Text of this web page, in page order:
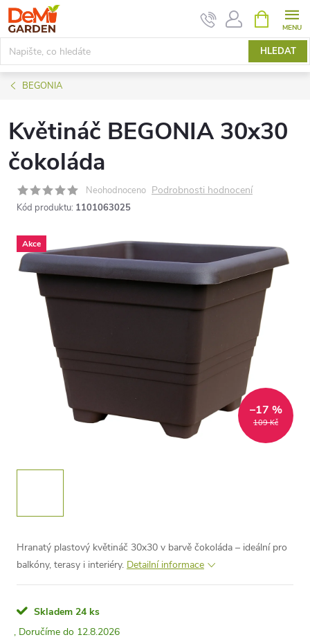
Přejít
na
obsah
HLEDAT
NÁKUPNÍ
KOŠÍK
BEGONIA
Květináč BEGONIA 30x30
čokoláda
Neohodnoceno Podrobnosti hodnocení
Kód produktu: 1101063025
Akce
109 Kč
–17 %
Hranatý plastový květináč 30x30 v barvě čokoláda – ideální pro
balkóny, terasy i interiéry. Detailní informace
Skladem 24 ks
12.8.2026